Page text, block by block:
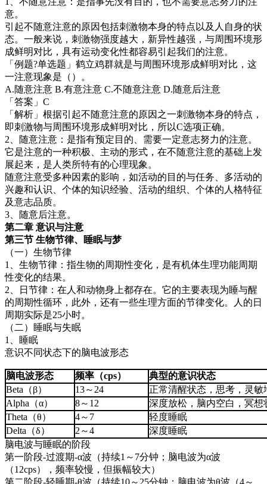
意。
引起不随意注意的原因包括刺激物本身的特点以及人自身的状
态。一般来说，刺激物强度越大，新异性越强，与周围环境形
成鲜明对比，具有运动变化性都容易引起我们的注意。
「例题?单选题」鹤立鸡群就是与周围环境形成鲜明对比，这
一注意现象是（）。
A.随意注意 B.有意注意 C.不随意注意 D.随意后注意
「答案」C
「解析」根据引起不随意注意的原因之一刺激物本身的特点，
即刺激物与周围环境形成鲜明对比，所以C选项正确。
2、随意注意：是指有预定目的、需要一定意志努力的注意。
它是注意的一种积极、主动的形式，在不随意注意的基础上发
展起来，是人类所特有的心理现象。
随意注意受多种因素的影响，如活动的目的与任务、多活动的
兴趣和认识、个体的知识经验、活动的组织、个体的人格特征
及意志品质。
3、随意后注意。
第二章 意识与注意
第三节 生物节律、睡眠与梦
（一）生物节律
1、生物节律：指生物的周期性变化，是有机体生理功能周期
性变化的结果。
2、日节律：在人和动物身上都存在。它的主要表现为睡与醒
的周期性循环，此外，还有一些生理方面的节律变化。人的日
周期实际是25小时。
（二）睡眠与失眠
1、睡眠
意识不同状态下的脑电波形态
脑电波形态 频率（cps）
典型的意识状态
Beta（β）
13～24
正常清醒状态，思考，灵
Alpha（α）
8～12
深度放松，脑内空白，冥
Theta（θ）
4～7
轻度睡眠
Delta（δ）
2～4
深度睡眠
脑电波与睡眠的阶段
第一阶段-过渡期-α波（持续1～7分钟；脑电波为α波
（12cps），频率较慢，但振幅较大）
第二阶段-轻睡期-θ波（持续10～25分钟；脑电波为θ波（4～